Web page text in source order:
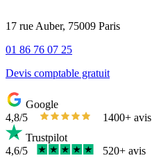
17 rue Auber, 75009 Paris
01 86 76 07 25
Devis comptable gratuit
Google
4,8/5
1400+ avis
Trustpilot
4,6/5
520+ avis